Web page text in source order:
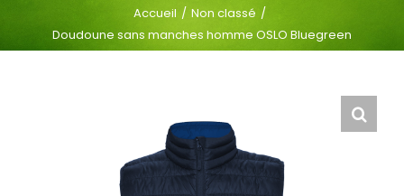
Accueil
Non classé
Doudoune sans manches homme OSLO Bluegreen